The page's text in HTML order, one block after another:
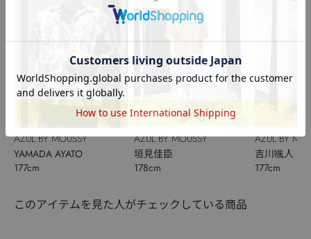
AZUL BY MOUSSY
YAMADA AYATO
177cm
AZUL BY MOUSSY
垣見佳臣
178cm
AZUL BY
吉川颯人
177cm
このアイテムを見た人がチェックしている商品